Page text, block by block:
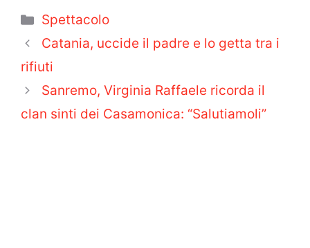
Categorie
Spettacolo
Catania, uccide il padre e lo getta tra i
rifiuti
Sanremo, Virginia Raffaele ricorda il
clan sinti dei Casamonica: “Salutiamoli”